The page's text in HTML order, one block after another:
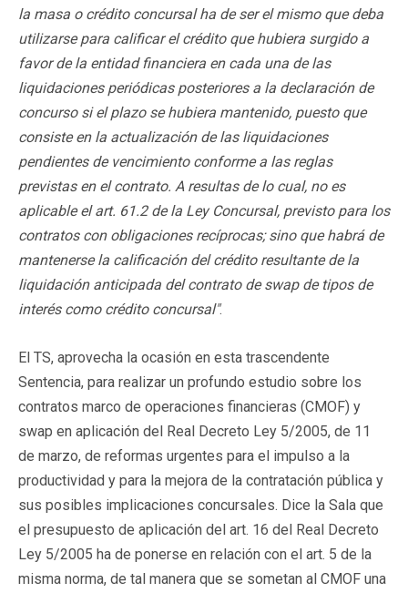
la masa o crédito concursal ha de ser el mismo que deba
utilizarse para calificar el crédito que hubiera surgido a
favor de la entidad financiera en cada una de las
liquidaciones periódicas posteriores a la declaración de
concurso si el plazo se hubiera mantenido, puesto que
consiste en la actualización de las liquidaciones
pendientes de vencimiento conforme a las reglas
previstas en el contrato. A resultas de lo cual, no es
aplicable el art. 61.2 de la Ley Concursal, previsto para los
contratos con obligaciones recíprocas; sino que habrá de
mantenerse la calificación del crédito resultante de la
liquidación anticipada del contrato de swap de tipos de
interés como crédito concursal".
El TS, aprovecha la ocasión en esta trascendente
Sentencia, para realizar un profundo estudio sobre los
contratos marco de operaciones financieras (CMOF) y
swap en aplicación del Real Decreto Ley 5/2005, de 11
de marzo, de reformas urgentes para el impulso a la
productividad y para la mejora de la contratación pública y
sus posibles implicaciones concursales. Dice la Sala que
el presupuesto de aplicación del art. 16 del Real Decreto
Ley 5/2005 ha de ponerse en relación con el art. 5 de la
misma norma, de tal manera que se sometan al CMOF una